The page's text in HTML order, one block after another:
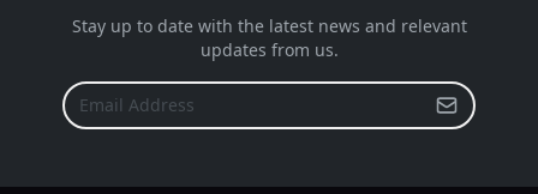
Stay up to date with the latest news and relevant
updates from us.